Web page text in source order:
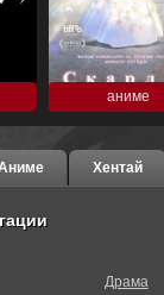
аниме
Хентай
Драма